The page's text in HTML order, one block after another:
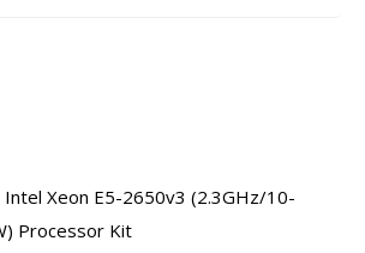
Intel Xeon E5-2650v3 (2.3GHz/10-
Processor Kit